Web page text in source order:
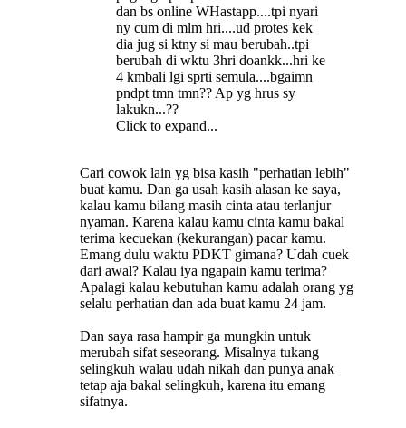
dan bs online WHastapp....tpi nyari
ny cum di mlm hri....ud protes kek
dia jug si ktny si mau berubah..tpi
berubah di wktu 3hri doankk...hri ke
4 kmbali lgi sprti semula....bgaimn
pndpt tmn tmn?? Ap yg hrus sy
lakukn...??
Click to expand...
Cari cowok lain yg bisa kasih "perhatian lebih"
buat kamu. Dan ga usah kasih alasan ke saya,
kalau kamu bilang masih cinta atau terlanjur
nyaman. Karena kalau kamu cinta kamu bakal
terima kecuekan (kekurangan) pacar kamu.
Emang dulu waktu PDKT gimana? Udah cuek
dari awal? Kalau iya ngapain kamu terima?
Apalagi kalau kebutuhan kamu adalah orang yg
selalu perhatian dan ada buat kamu 24 jam.
Dan saya rasa hampir ga mungkin untuk
merubah sifat seseorang. Misalnya tukang
selingkuh walau udah nikah dan punya anak
tetap aja bakal selingkuh, karena itu emang
sifatnya.